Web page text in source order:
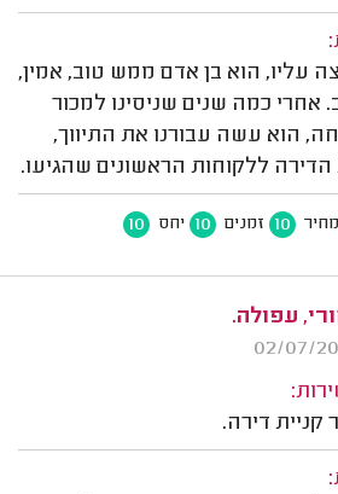
עליו, הוא בן אדם ממש טוב, אמין,
אחרי כמה שנים שניסינו למכור
הוא עשה עבורנו את התיווך,
הדירה ללקוחות הראשונים שהגיעו.
מחיר 10 זמנים 10 יחס 10
עפולה.
קניית דירה.